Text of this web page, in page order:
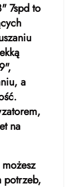
7spd to
a
na
potrzeb,